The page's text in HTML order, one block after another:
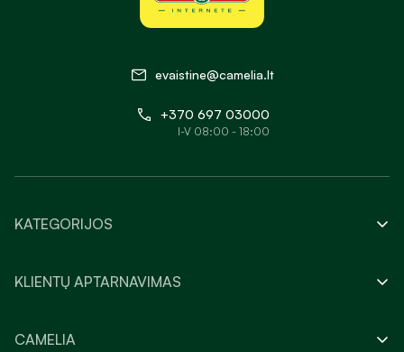
evaistine@camelia.lt
+370 697 03000
I-V 08:00 - 18:00
KATEGORIJOS
KLIENTŲ APTARNAVIMAS
CAMELIA